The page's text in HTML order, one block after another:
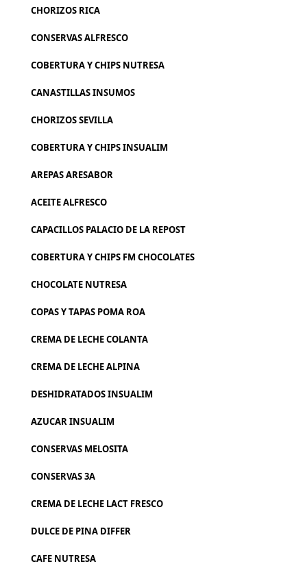
CHORIZOS RICA
CONSERVAS ALFRESCO
COBERTURA Y CHIPS NUTRESA
CANASTILLAS INSUMOS
CHORIZOS SEVILLA
COBERTURA Y CHIPS INSUALIM
AREPAS ARESABOR
ACEITE ALFRESCO
CAPACILLOS PALACIO DE LA REPOST
COBERTURA Y CHIPS FM CHOCOLATES
CHOCOLATE NUTRESA
COPAS Y TAPAS POMA ROA
CREMA DE LECHE COLANTA
CREMA DE LECHE ALPINA
DESHIDRATADOS INSUALIM
AZUCAR INSUALIM
CONSERVAS MELOSITA
CONSERVAS 3A
CREMA DE LECHE LACT FRESCO
DULCE DE PINA DIFFER
CAFE NUTRESA